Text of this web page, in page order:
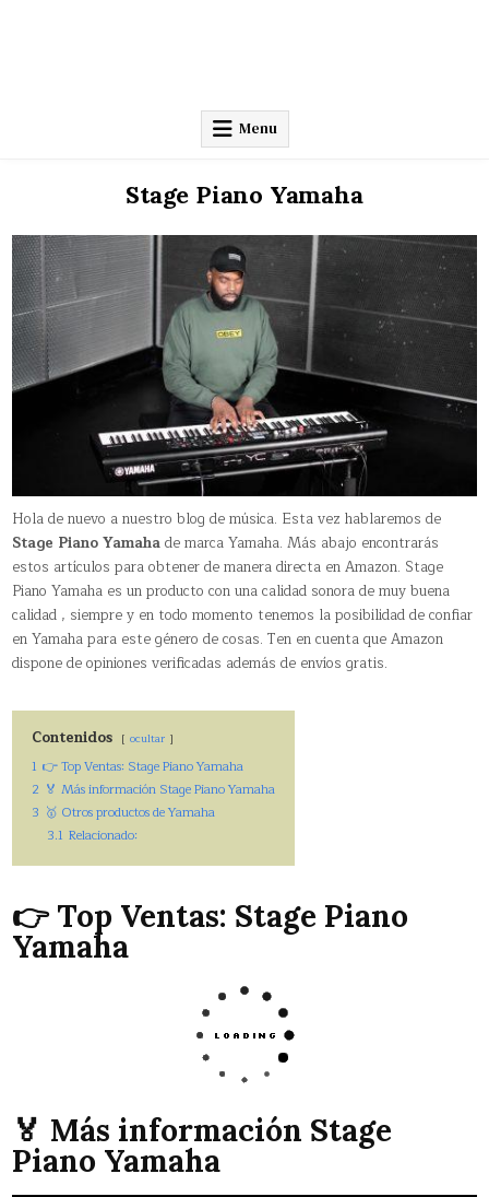
Menu
Stage Piano Yamaha
Hola de nuevo a nuestro blog de música. Esta vez hablaremos de
Stage Piano Yamahade marca Yamaha. Más abajo encontrarás
estos artículos para obtener de manera directa en Amazon. Stage
Piano Yamaha es un producto con una calidad sonora de muy buena
calidad , siempre y en todo momento tenemos la posibilidad de confiar
en Yamaha para este género de cosas. Ten en cuenta que Amazon
dispone de opiniones verificadas además de envíos gratis.
Contenidos ocultar
1 👉 Top Ventas: Stage Piano Yamaha
2 🏅 Más información Stage Piano Yamaha
3 🥇 Otros productos de Yamaha
3.1 Relacionado:
👉 Top Ventas: Stage Piano
Yamaha
🏅 Más información Stage
Piano Yamaha